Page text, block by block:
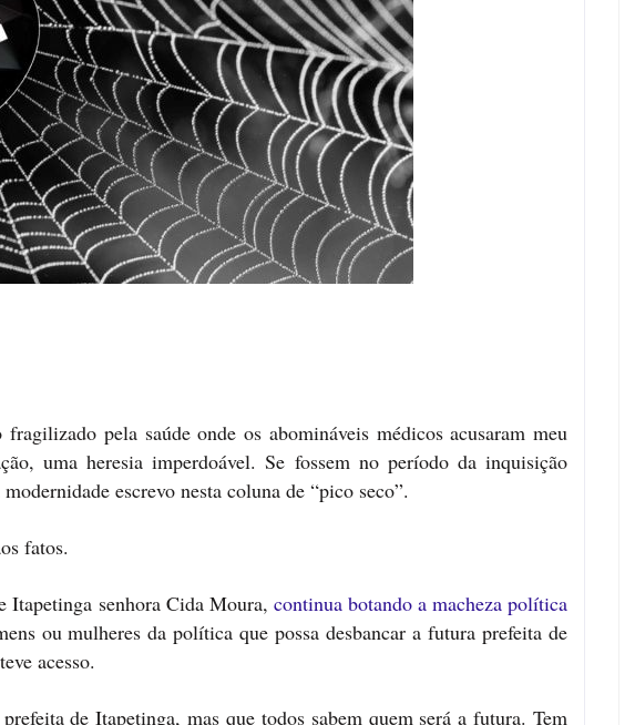
pela saúde onde os abomináveis médicos acusaram meu
uma heresia imperdoável. Se fossem no período da inquisição
escrevo nesta coluna de “pico seco”.
fatos.
Itapetinga senhora Cida Moura, continua botando a macheza política
ou mulheres da política que possa desbancar a futura prefeita de
teve acesso.
de Itapetinga, mas que todos sabem quem será a futura. Tem